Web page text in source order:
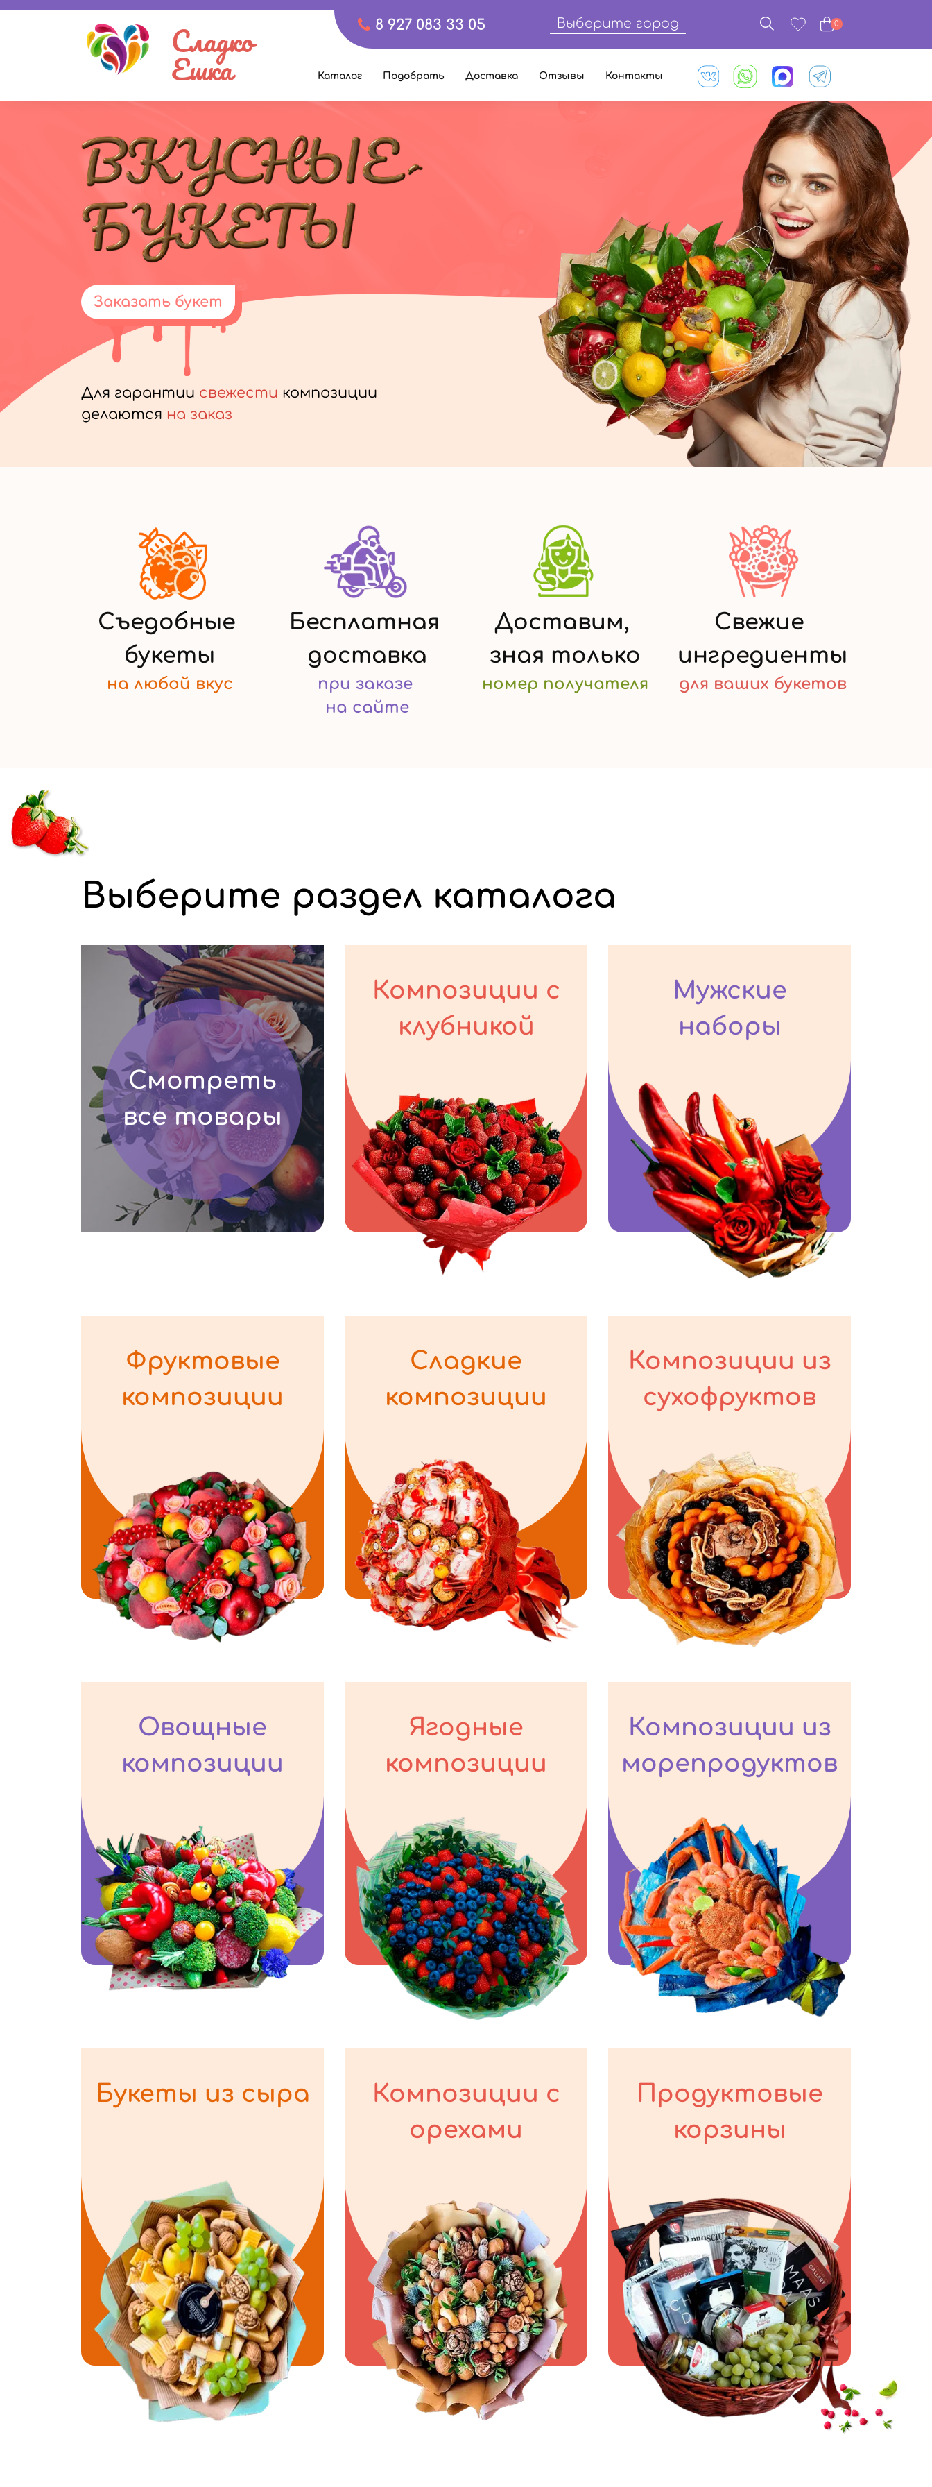
8 927 083 33 05 Выберите город 0
Сладко
Ешка Каталог Подобрать Доставка Отзывы Контакты
Заказать букет
Для гарантии свежести композиции
делаются на заказ
Съедобные
букеты
на любой вкус
Бесплатная
доставка
при заказе
на сайте
Доставим,
зная только
номер получателя
Свежие
ингредиенты
для ваших букетов
Выберите раздел каталога
Смотреть
все товары
Композиции с
клубникой
Мужские
наборы
Фруктовые
композиции
Сладкие
композиции
Композиции из
сухофруктов
Овощные
композиции
Ягодные
композиции
Композиции из
морепродуктов
Букеты из сыра
Композиции с
орехами
Продуктовые
корзины